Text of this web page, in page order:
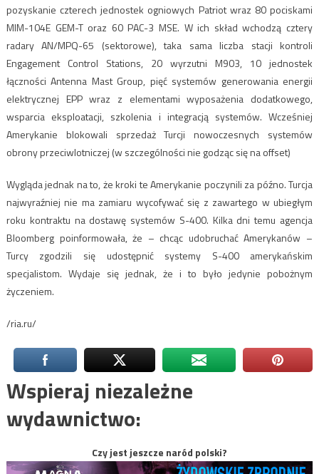
pozyskanie czterech jednostek ogniowych Patriot wraz 80 pociskami
MIM-104E GEM-T oraz 60 PAC-3 MSE. W ich skład wchodzą cztery
radary AN/MPQ-65 (sektorowe), taka sama liczba stacji kontroli
Engagement Control Stations, 20 wyrzutni M903, 10 jednostek
łączności Antenna Mast Group, pięć systemów generowania energii
elektrycznej EPP wraz z elementami wyposażenia dodatkowego,
wsparcia eksploatacji, szkolenia i integracją systemów. Wcześniej
Amerykanie blokowali sprzedaż Turcji nowoczesnych systemów
obrony przeciwlotniczej (w szczególności nie godząc się na offset)
Wygląda jednak na to, że kroki te Amerykanie poczynili za późno. Turcja
najwyraźniej nie ma zamiaru wycofywać się z zawartego w ubiegłym
roku kontraktu na dostawę systemów S-400. Kilka dni temu agencja
Bloomberg poinformowała, że – chcąc udobruchać Amerykanów –
Turcy zgodzili się udostępnić systemy S-400 amerykańskim
specjalistom. Wydaje się jednak, że i to było jedynie pobożnym
życzeniem.
/ria.ru/
Wspieraj niezależne
wydawnictwo:
Czy jest jeszcze naród polski?